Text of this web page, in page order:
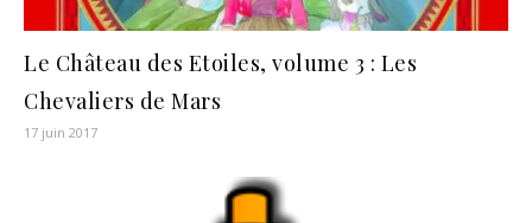
Le Château des Etoiles, volume 3 : Les
Chevaliers de Mars
17 juin 2017